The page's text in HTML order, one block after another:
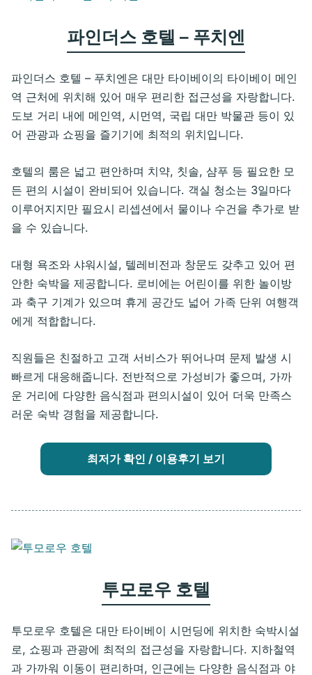
파인더스 호텔 – 푸치엔
파인더스 호텔 – 푸치엔은 대만 타이베이의 타이베이 메인
역 근처에 위치해 있어 매우 편리한 접근성을 자랑합니다.
도보 거리 내에 메인역, 시먼역, 국립 대만 박물관 등이 있
어 관광과 쇼핑을 즐기기에 최적의 위치입니다.
호텔의 룸은 넓고 편안하며 치약, 칫솔, 샴푸 등 필요한 모
든 편의 시설이 완비되어 있습니다. 객실 청소는 3일마다
이루어지지만 필요시 리셉션에서 물이나 수건을 추가로 받
을 수 있습니다.
대형 욕조와 샤워시설, 텔레비전과 창문도 갖추고 있어 편
안한 숙박을 제공합니다. 로비에는 어린이를 위한 놀이방
과 축구 기계가 있으며 휴게 공간도 넓어 가족 단위 여행객
에게 적합합니다.
직원들은 친절하고 고객 서비스가 뛰어나며 문제 발생 시
빠르게 대응해줍니다. 전반적으로 가성비가 좋으며, 가까
운 거리에 다양한 음식점과 편의시설이 있어 더욱 만족스
러운 숙박 경험을 제공합니다.
최저가 확인 / 이용후기 보기
투모로우 호텔
투모로우 호텔은 대만 타이베이 시먼딩에 위치한 숙박시설
로, 쇼핑과 관광에 최적의 접근성을 자랑합니다. 지하철역
과 가까워 이동이 편리하며, 인근에는 다양한 음식점과 야